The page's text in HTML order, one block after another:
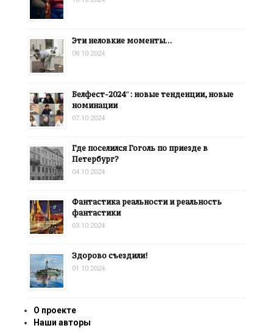
Эти неловкие моменты…
08.10.2024
Белфест-2024″: новые тенденции, новые
номинации
07.10.2024
Где поселился Гоголь по приезде в
Петербург?
04.10.2024
Фантастика реальности и реальность
фантастики
03.10.2024
Здорово съездили!
01.10.2024
О проекте
Наши авторы